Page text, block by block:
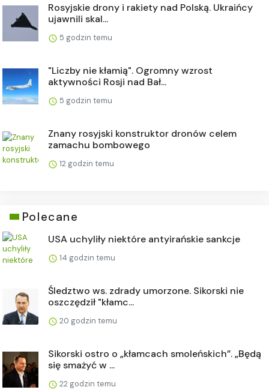
Rosyjskie drony i rakiety nad Polską. Ukraińcy
ujawnili skal...
5 godzin temu
"Liczby nie kłamią". Ogromny wzrost
aktywności Rosji nad Bał...
5 godzin temu
Znany rosyjski konstruktor dronów celem
zamachu bombowego
12 godzin temu
Polecane
USA uchyliły niektóre antyirańskie sankcje
14 godzin temu
Śledztwo ws. zdrady umorzone. Sikorski nie
oszczędził "kłamc...
20 godzin temu
Sikorski ostro o „kłamcach smoleńskich”. „Będą
się smażyć w ...
22 godzin temu